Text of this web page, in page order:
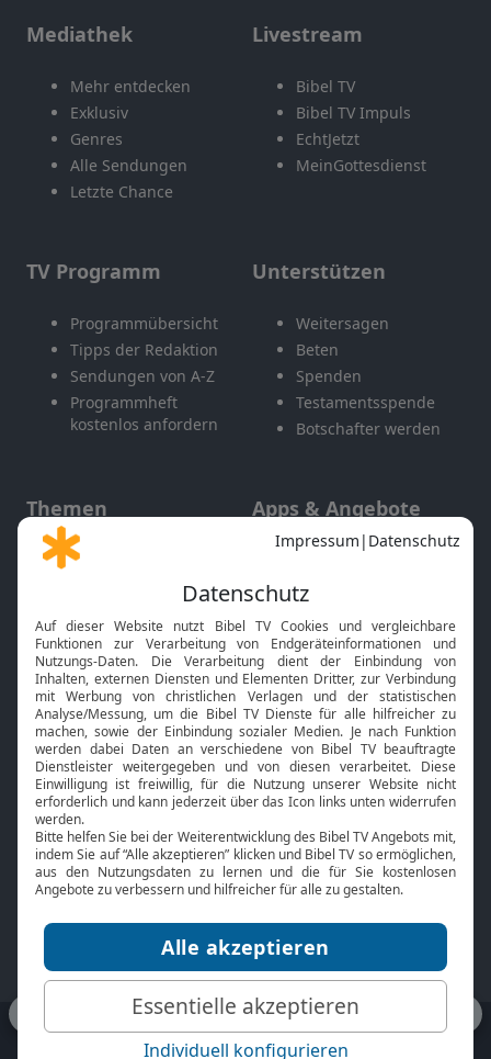
Mediathek
Mehr entdecken
Exklusiv
Genres
Alle Sendungen
Letzte Chance
Livestream
Bibel TV
Bibel TV Impuls
EchtJetzt
MeinGottesdienst
TV Programm
Programmübersicht
Tipps der Redaktion
Sendungen von A-Z
Programmheft
kostenlos anfordern
Unterstützen
Weitersagen
Beten
Spenden
Testamentsspende
Botschafter werden
Themen
Gott und Bibel erklärt
Neuigkeiten
Apps & Angebote
Mobile App
Smart TV
HbbTV
Bibelthek Online-Bibel
Nächster Gottesdienst
Bibel TV
Über uns
Jobs
Mediadaten
Service
Kontakt
TV-Empfang
bibeltv.de: Impressum
Datenschutz
Nutzungsbedingungen
Fakten Bibel TV App